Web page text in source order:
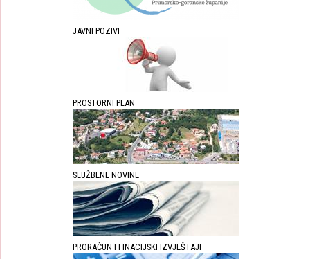
JAVNI POZIVI
PROSTORNI PLAN
SLUŽBENE NOVINE
PRORAČUN I FINACIJSKI IZVJEŠTAJI